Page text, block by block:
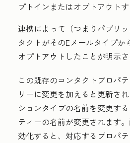
プトインまたはオプトアウトす
連携によって（つまりパブリ
タクトがそのEメールタイプか
オプトアウトしたことが明示さ
この既存のコンタクトプロパ
リーに変更を加えると更新さ
ションタイプの名前を変更す
ティーの名前が変更されます
効化すると、対応するプロパ